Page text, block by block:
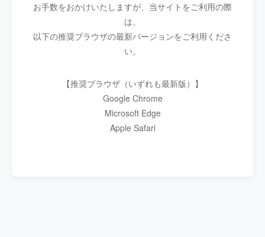
お手数をおかけいたしますが、当サイトをご利用の際
は、
以下の推奨ブラウザの最新バージョンをご利用くださ
い。
【推奨ブラウザ（いずれも最新版）】
Google Chrome
Microsoft Edge
Apple Safari